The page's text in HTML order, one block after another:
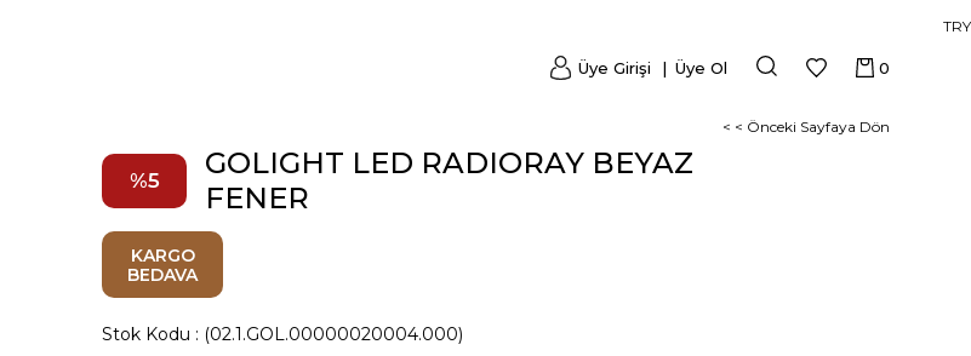
TRY
0
Üye Girişi Üye Ol
< < Önceki Sayfaya Dön
5
GOLIGHT LED RADIORAY BEYAZ
FENER
KARGO
BEDAVA
Stok Kodu (02.1.GOL.00000020004.000)